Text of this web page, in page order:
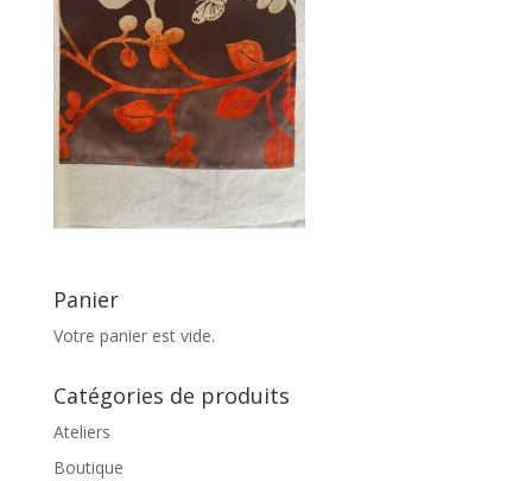
Panier
Votre panier est vide.
Catégories de produits
Ateliers
Boutique